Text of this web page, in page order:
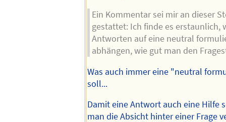
Ein Kommentar sei mir an dieser
gestattet: Ich finde es erstaunlich,
Antworten auf eine neutral
abhängen, wie gut man den
Was auch immer eine "neutral
soll...
Damit eine Antwort auch eine Hilfe
man die Absicht hinter einer Frage